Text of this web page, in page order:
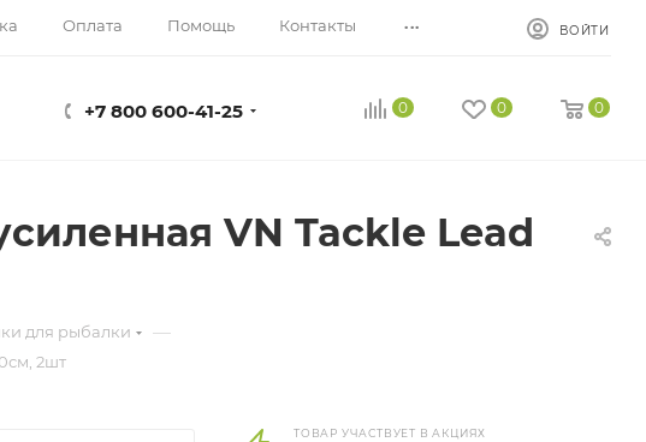
Оплата Помощь Контакты ... ВОЙТИ
+7 800 600-41-25 0 0 0
VN Tackle Lead
для рыбалки —
2шт
ТОВАР УЧАСТВУЕТ В АКЦИЯХ